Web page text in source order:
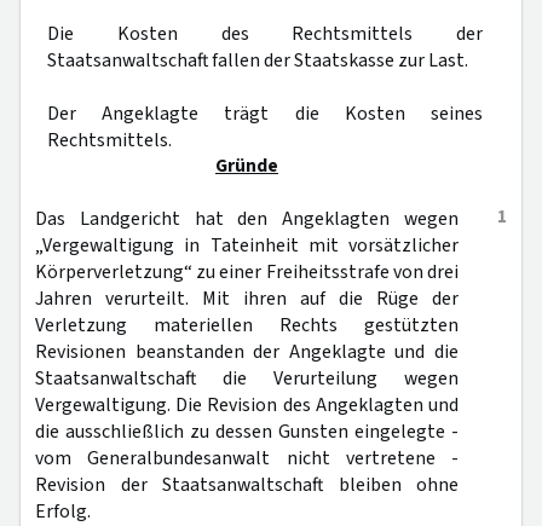
Die Kosten des Rechtsmittels der
Staatsanwaltschaft fallen der Staatskasse zur Last.
Der Angeklagte trägt die Kosten seines
Rechtsmittels.
Gründe
1
Das Landgericht hat den Angeklagten wegen
„Vergewaltigung in Tateinheit mit vorsätzlicher
Körperverletzung“ zu einer Freiheitsstrafe von drei
Jahren verurteilt. Mit ihren auf die Rüge der
Verletzung materiellen Rechts gestützten
Revisionen beanstanden der Angeklagte und die
Staatsanwaltschaft die Verurteilung wegen
Vergewaltigung. Die Revision des Angeklagten und
die ausschließlich zu dessen Gunsten eingelegte -
vom Generalbundesanwalt nicht vertretene -
Revision der Staatsanwaltschaft bleiben ohne
Erfolg.